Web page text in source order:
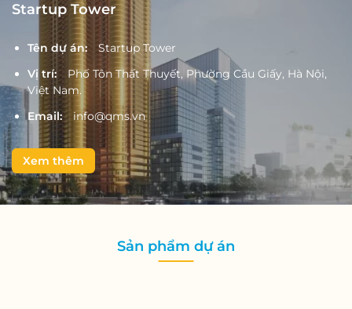
Startup Tower
Tên dự án:
Startup Tower
Vị trí:
Phố Tôn Thất Thuyết, Phường Cầu Giấy, Hà Nội,
Việt Nam.
Email:
info@qms.vn
Xem thêm
Sản phẩm dự án